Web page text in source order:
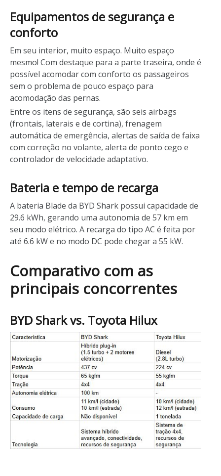
Equipamentos de segurança e
conforto
Em seu interior, muito espaço. Muito espaço
mesmo! Com destaque para a parte traseira, onde é
possível acomodar com conforto os passageiros
sem o problema de pouco espaço para
acomodação das pernas.
Entre os itens de segurança, são seis airbags
(frontais, laterais e de cortina), frenagem
automática de emergência, alertas de saída de faixa
com correção no volante, alerta de ponto cego e
controlador de velocidade adaptativo.
Bateria e tempo de recarga
A bateria Blade da BYD Shark possui capacidade de
29.6 kWh, gerando uma autonomia de 57 km em
seu modo elétrico. A recarga do tipo AC é feita por
até 6.6 kW e no modo DC pode chegar a 55 kW.
Comparativo com as
principais concorrentes
BYD Shark vs. Toyota Hilux